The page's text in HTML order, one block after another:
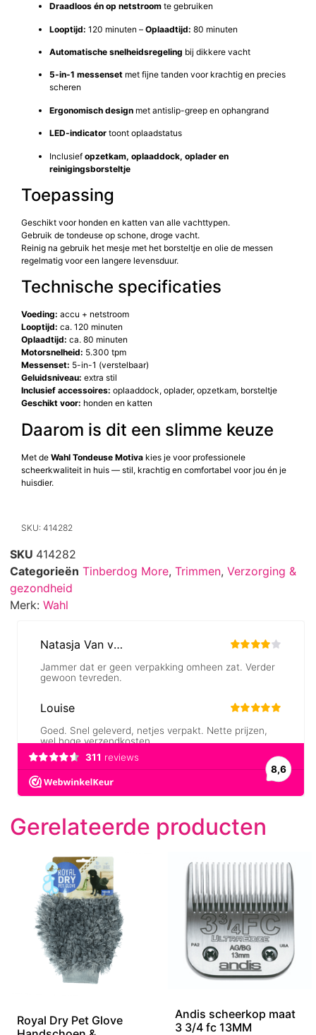
Draadloos én op netstroom te gebruiken
Looptijd: 120 minuten – Oplaadtijd: 80 minuten
Automatische snelheidsregeling bij dikkere vacht
5-in-1 messenset met fijne tanden voor krachtig en precies
scheren
Ergonomisch design met antislip-greep en ophangrand
LED-indicator toont oplaadstatus
Inclusief opzetkam, oplaaddock, oplader en
reinigingsborsteltje
Toepassing
Geschikt voor honden en katten van alle vachttypen.
Gebruik de tondeuse op schone, droge vacht.
Reinig na gebruik het mesje met het borsteltje en olie de messen
regelmatig voor een langere levensduur.
Technische specificaties
Voeding: accu + netstroom
Looptijd: ca. 120 minuten
Oplaadtijd: ca. 80 minuten
Motorsnelheid: 5.300 tpm
Messenset: 5-in-1 (verstelbaar)
Geluidsniveau: extra stil
Inclusief accessoires: oplaaddock, oplader, opzetkam, borsteltje
Geschikt voor: honden en katten
Daarom is dit een slimme keuze
Met de Wahl Tondeuse Motiva kies je voor professionele
scheerkwaliteit in huis — stil, krachtig en comfortabel voor jou én je
huisdier.
SKU: 414282
SKU 414282
Categorieën Tinberdog More, Trimmen, Verzorging &
gezondheid
Merk: Wahl
Gerelateerde producten
Royal Dry Pet Glove
Andis scheerkop maat
3 3/4 fc 13MM